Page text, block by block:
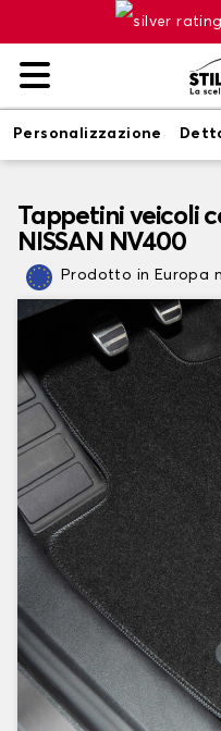
Personalizzazione
Tappetini veicoli
NISSAN NV400
Prodotto in Europa